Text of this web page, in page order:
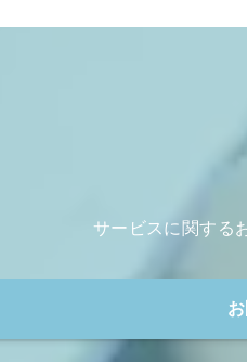
サービスに関する